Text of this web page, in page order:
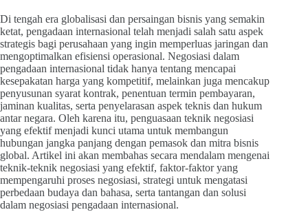
Di tengah era globalisasi dan persaingan bisnis yang semakin
ketat, pengadaan internasional telah menjadi salah satu aspek
strategis bagi perusahaan yang ingin memperluas jaringan dan
mengoptimalkan efisiensi operasional. Negosiasi dalam
pengadaan internasional tidak hanya tentang mencapai
kesepakatan harga yang kompetitif, melainkan juga mencakup
penyusunan syarat kontrak, penentuan termin pembayaran,
jaminan kualitas, serta penyelarasan aspek teknis dan hukum
antar negara. Oleh karena itu, penguasaan teknik negosiasi
yang efektif menjadi kunci utama untuk membangun
hubungan jangka panjang dengan pemasok dan mitra bisnis
global. Artikel ini akan membahas secara mendalam mengenai
teknik-teknik negosiasi yang efektif, faktor-faktor yang
mempengaruhi proses negosiasi, strategi untuk mengatasi
perbedaan budaya dan bahasa, serta tantangan dan solusi
dalam negosiasi pengadaan internasional.